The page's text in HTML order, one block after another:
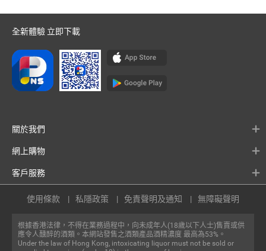
全新體驗 立即下載
關於我們
網上購物
客戶服務
根據香港法律，不得在業務過程中，向未成年人(18歲以下人士)售賣或供
應令人醺醉的酒類。本網站發售之酒類產品酒精濃度 最高為53%。
Under the law of Hong Kong, intoxicating liquor must not be sold or
使用條款 私隱政策 免責聲明及通知 無障礙聲明